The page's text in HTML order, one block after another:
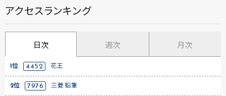
アクセスランキング
日次 週次 月次
1位 4452 花王
2位 7976 三菱鉛筆